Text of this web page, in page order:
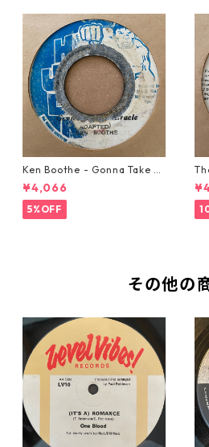
Ken Boothe - Gonna Take A
Miracle【7-21362】
¥4,066
5%OFF
【
その他の